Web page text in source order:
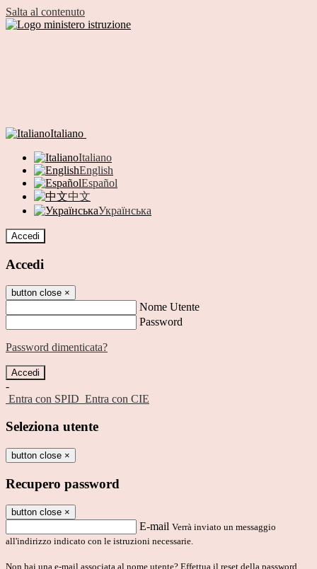
Salta al contenuto
Italiano
Italiano
English
Español
中文
Українська
Accedi
Accedi
button close ×
Nome Utente
Password
Password dimenticata?
-
Entra con SPID Entra con CIE
Seleziona utente
button close ×
Recupero password
button close ×
E-mail Verrà inviato un messaggio
all'indirizzo indicato con le istruzioni necessarie.
Non hai una e-mail associata al nome utente? Effettua il reset della password